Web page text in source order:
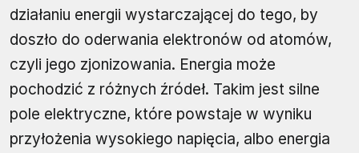
działaniu energii wystarczającej do tego, by
doszło do oderwania elektronów od atomów,
czyli jego zjonizowania. Energia może
pochodzić z różnych źródeł. Takim jest silne
pole elektryczne, które powstaje w wyniku
przyłożenia wysokiego napięcia, albo energia